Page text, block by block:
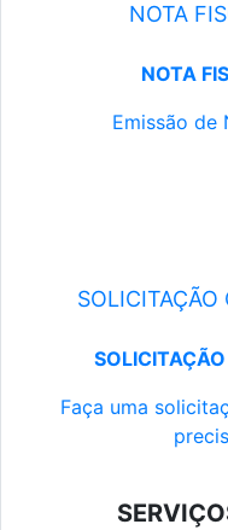
NOTA
NOTA
Emissão de
Faça uma